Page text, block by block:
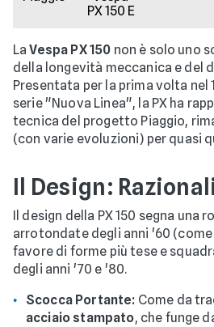
PX 150 E
LaVespa PX 150 non è solo uno
della longevità meccanica e del
Presentata per la prima volta nel
serie "Nuova Linea", la PX ha
tecnica del progetto Piaggio,
(con varie evoluzioni) per quasi
Il Design:
Il design della PX 150 segna una
arrotondate degli anni '60 (come
favore di forme più tese e
degli anni '70 e '80.
Scocca Portante: Come da
acciaio stampato, che funge